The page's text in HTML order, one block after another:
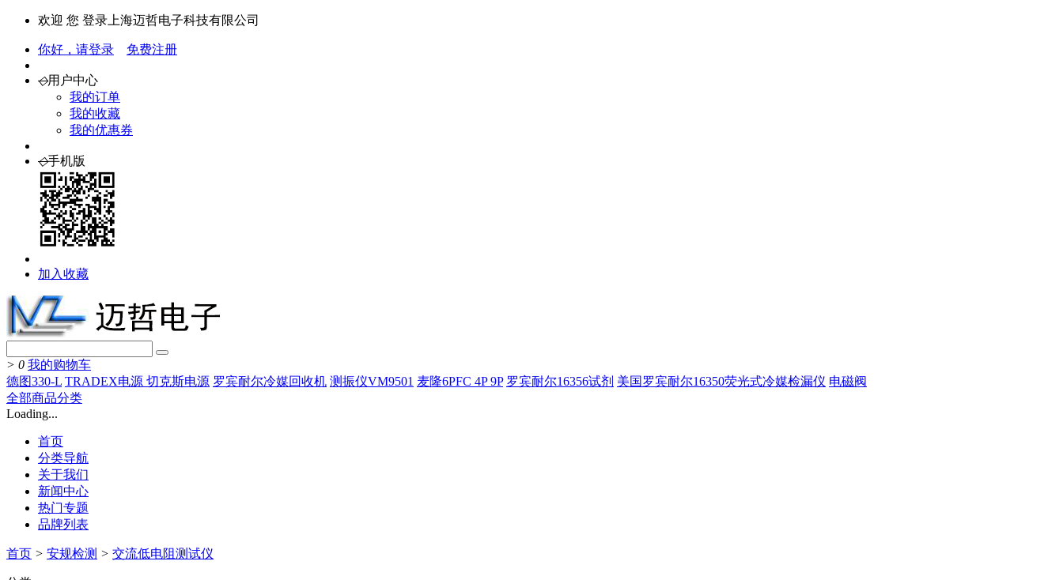
欢迎 您 登录上海迈哲电子科技有限公司
你好，请登录 免费注册
◇用户中心
我的订单
我的收藏
我的优惠券
◇手机版
加入收藏
> 0 我的购物车
德图330-L TRADEX电源 切克斯电源 罗宾耐尔冷媒回收机 测振仪VM9501 麦隆6PFC 4P 9P 罗宾耐尔16356试剂 美国罗宾耐尔16350荧光式冷媒检漏仪 电磁阀
全部商品分类
Loading...
首页
分类导航
关于我们
新闻中心
热门专题
品牌列表
首页 > 安规检测 > 交流低电阻测试仪